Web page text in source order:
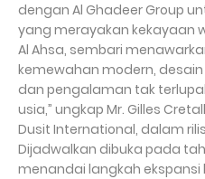
dengan Al Ghadeer Group
yang merayakan kekayaan
Al Ahsa, sembari
kemewahan modern,
dan pengalaman tak
usia,” ungkap Mr. Gilles
Dusit International, dalam
Dijadwalkan dibuka pada
menandai langkah ekspansi